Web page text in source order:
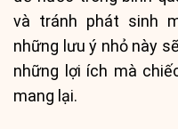
và tránh phát sinh
những lưu ý nhỏ này
những lợi ích mà
mang lại.